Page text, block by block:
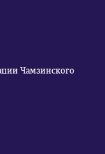
Чамзинского